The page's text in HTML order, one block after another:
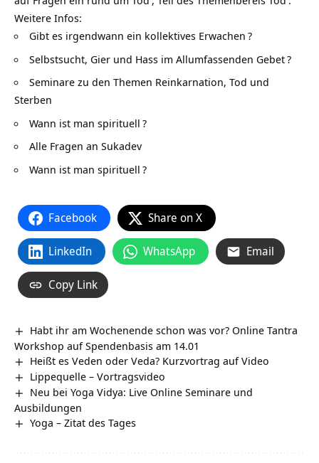
Weitere Infos:
Gibt es irgendwann ein kollektives Erwachen ?
Selbstsucht, Gier und Hass im Allumfassenden Gebet?
Seminare zu den Themen Reinkarnation, Tod und
Sterben
Wann ist man spirituell ?
Alle Fragen an Sukadev
Wann ist man spirituell ?
Facebook Share on X
LinkedIn WhatsApp Email
Copy Link
Habt ihr am Wochenende schon was vor? Online Tantra
Workshop auf Spendenbasis am 14.01
Heißt es Veden oder Veda? Kurzvortrag auf Video
Lippequelle‏‎ – Vortragsvideo
Neu bei Yoga Vidya: Live Online Seminare und
Ausbildungen
Yoga – Zitat des Tages